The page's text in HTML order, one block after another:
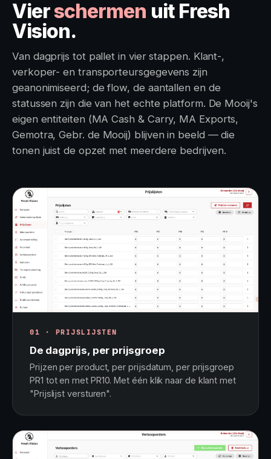
Vierschermen uit Fresh
Vision.
Van dagprijs tot pallet in vier stappen. Klant-,
verkoper- en transporteursgegevens zijn
geanonimiseerd; de flow, de aantallen en de
statussen zijn die van het echte platform. De Mooij's
eigen entiteiten (MA Cash & Carry, MA Exports,
Gemotra, Gebr. de Mooij) blijven in beeld — die
tonen juist de opzet met meerdere bedrijven.
01 · PRIJSLIJSTEN
De dagprijs, per prijsgroep
Prijzen per product, per prijsdatum, per prijsgroep
PR1 tot en met PR10. Met één klik naar de klant met
"Prijslijst versturen".